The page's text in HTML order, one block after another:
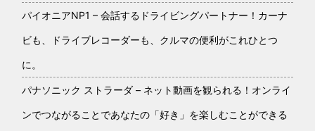
パイオニアNP1 – 会話するドライビングパートナー！カーナ
ビも、ドライブレコーダーも、クルマの便利がこれひとつ
に。
パナソニック ストラーダ – ネット動画を観られる！オンライ
ンでつながることであなたの「好き」を楽しむことができる